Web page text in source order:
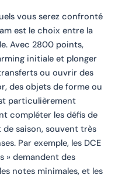
vous serez confronté
est le choix entre la
Avec 2800 points,
initiale et plonger
ou ouvrir des
des objets de forme ou
particulièrement
compléter les défis de
de saison, souvent très
Par exemple, les DCE
» demandent des
notes minimales, et les